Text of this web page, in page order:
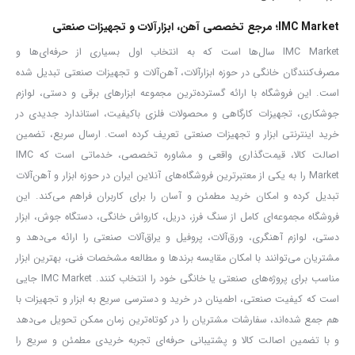
الکتریکی عالی و دوام بالا.
✅فنر گالوانیزه مقاوم
دارای کشش مناسب، ضدزنگ و ضدحرارت، با عملکرد نرم و بی‌صدا در باز و
بسته شدن انبر.
✅طراحی ارگونومیک و خوش‌دست
جلوگیری از خستگی دست در استفاده طولانی‌مدت و ایجاد حس تسلط
بیشتر در فرآیند جوشکاری.
✅مقاوم در برابر شرایط سخت کاری
با توجه به طراحی صنعتی، این انبر در برابر گردوغبار، حرارت و ضربه عملکرد
پایداری دارد.
چرا از IMC Market خرید کنیم؟
🔒ضمانت اصالت و سلامت فیزیکی کالا
IMC Market؛ مرجع تخصصی آهن، ابزارآلات و تجهیزات صنعتی
IMC Market سال‌ها است که به انتخاب اول بسیاری از حرفه‌ای‌ها و
مصرف‌کنندگان خانگی در حوزه ابزارآلات، آهن‌آلات و تجهیزات صنعتی تبدیل شده
است. این فروشگاه با ارائه گسترده‌ترین مجموعه ابزارهای برقی و دستی، لوازم
جوشکاری، تجهیزات کارگاهی و محصولات فلزی باکیفیت، استاندارد جدیدی در
خرید اینترنتی ابزار و تجهیزات صنعتی تعریف کرده است. ارسال سریع، تضمین
اصالت کالا، قیمت‌گذاری واقعی و مشاوره تخصصی، خدماتی است که IMC
Market را به یکی از معتبرترین فروشگاه‌های آنلاین ایران در حوزه ابزار و آهن‌آلات
تبدیل کرده و امکان خرید مطمئن و آسان را برای کاربران فراهم می‌کند. این
فروشگاه مجموعه‌ای کامل از سنگ فرز، دریل، کارواش خانگی، دستگاه جوش، ابزار
دستی، لوازم آهنگری، ورق‌آلات، پروفیل و یراق‌آلات صنعتی را ارائه می‌دهد و
مشتریان می‌توانند با امکان مقایسه برندها و مطالعه مشخصات فنی، بهترین ابزار
مناسب برای پروژه‌های صنعتی یا خانگی خود را انتخاب کنند. IMC Market جایی
است که کیفیت صنعتی، اطمینان در خرید و دسترسی سریع به ابزار و تجهیزات با
هم جمع شده‌اند، سفارشات مشتریان را در کوتاه‌ترین زمان ممکن تحویل می‌دهد
و با تضمین اصالت کالا و پشتیبانی حرفه‌ای تجربه خریدی مطمئن و سریع را